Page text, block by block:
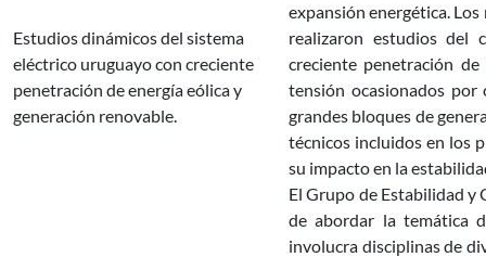
Estudios dinámicos del sistema
eléctrico uruguayo con creciente
penetración de energía eólica y
generación renovable.
expansión energética.
realizaron estudios del
creciente penetración
tensión ocasionados por
grandes bloques de
técnicos incluidos en los
su impacto en la
El Grupo de Estabilidad y
de abordar la temática
involucra disciplinas de